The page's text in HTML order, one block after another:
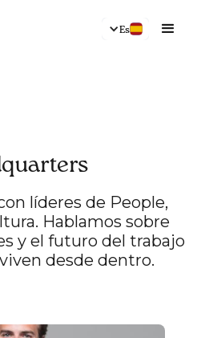
Es
líderes de People,
Hablamos sobre
y el futuro del trabajo
desde dentro.